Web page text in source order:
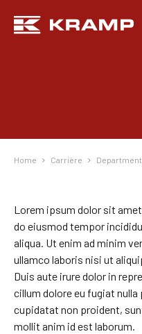
Home Carrière
Lorem ipsum dolor sit
do eiusmod tempor
aliqua. Ut enim ad minim
ullamco laboris nisi ut
Duis aute irure dolor in
cillum dolore eu fugiat
cupidatat non proident,
mollit anim id est laborum.